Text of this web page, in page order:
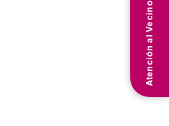
Atención al Vecino